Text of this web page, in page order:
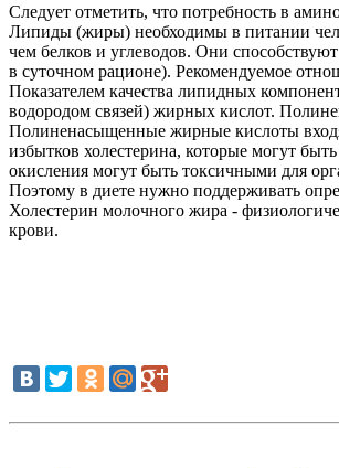
Следует отметить, что потребность в
Липиды (жиры) необходимы в питании
чем белков и углеводов. Они
в суточном рационе). Рекомендуемое
Показателем качества липидных
водородом связей) жирных кислот.
Полиненасыщенные жирные кислоты
избытков холестерина, которые могут
окисления могут быть токсичными для
Поэтому в диете нужно поддерживать
Холестерин молочного жира -
крови.